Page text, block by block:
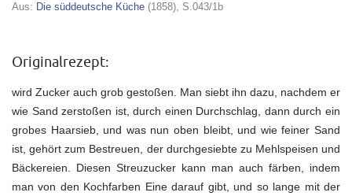
Aus: Die süddeutsche Küche (1858), S.043/1b
Originalrezept:
wird Zucker auch grob gestoßen. Man siebt ihn dazu, nachdem er
wie Sand zerstoßen ist, durch einen Durchschlag, dann durch ein
grobes Haarsieb, und was nun oben bleibt, und wie feiner Sand
ist, gehört zum Bestreuen, der durchgesiebte zu Mehlspeisen und
Bäckereien. Diesen Streuzucker kann man auch färben, indem
man von den Kochfarben Eine darauf gibt, und so lange mit der